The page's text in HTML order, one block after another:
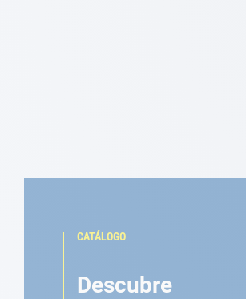
CATÁLOGO
Descubre